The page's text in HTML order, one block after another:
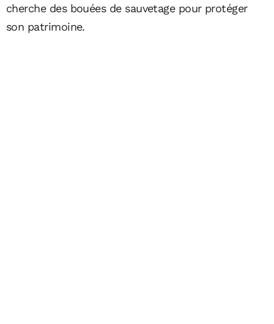
cherche des bouées de sauvetage pour protéger
son patrimoine.